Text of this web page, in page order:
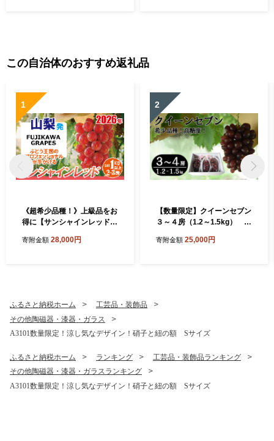
この自治体のおすすめ返礼品
1
《超希少品種！》上級品をお
得に【サンシャインレッド】
年発送分 先行予約】- FUJIK
寄附金額 28,000円
2
【数量限定】クイーンセブン
３～４房（1.2～1.5kg） ぶ
物 フルーツ 山梨 やまなし 富
寄附金額 25,000円
ふるさと納税ホーム
工芸品・装飾品
その他陶磁器・漆器・ガラス
A3101数量限定！涼し気なデザイン！硝子と紐の額 Sサイズ
ふるさと納税ホーム ランキング
工芸品・装飾品ランキング
その他陶磁器・漆器・ガラスランキング
A3101数量限定！涼し気なデザイン！硝子と紐の額 Sサイズ